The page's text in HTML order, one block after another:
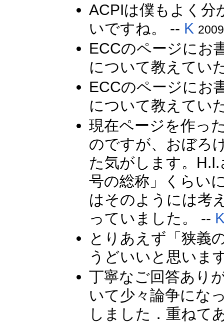
ACPIは僕もよく分
いですね。 -- K
ECCのページにお
について教えてい
ECCのページにお
について教えてい
現在ページを作っ
のですが、おぼろ
た気がします。
号の総称」くらい
はそのようには考
っていました。 --
とりあえず「狭義
うどいいと思いま
丁寧なご回答あり
いて少々論争にな
しました．重ねて